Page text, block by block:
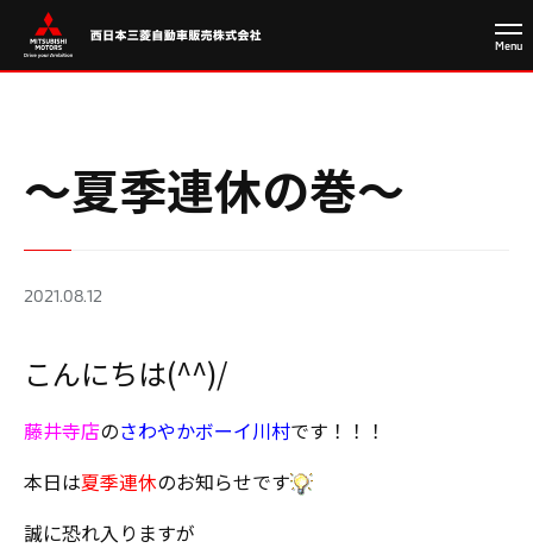
～夏季連休の巻～
2021.08.12
こんにちは(^^)/
藤井寺店のさわやかボーイ川村です！！！
本日は夏季連休のお知らせです
誠に恐れ入りますが